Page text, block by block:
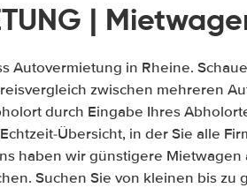
|
Autovermietung in Rheine.
zwischen mehreren
durch Eingabe Ihres
Übersicht, in der Sie alle
haben wir günstigere Mietwagen
Suchen Sie von kleinen bis zu